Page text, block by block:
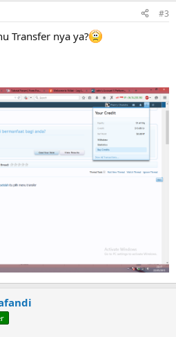
#3
Transfer nya ya?